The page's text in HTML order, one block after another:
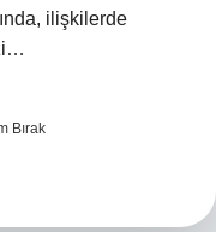
ilişkilerde
Bırak